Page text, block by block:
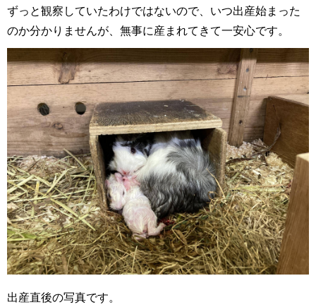
ずっと観察していたわけではないので、いつ出産始まった
のか分かりませんが、無事に産まれてきて一安心です。
出産直後の写真です。